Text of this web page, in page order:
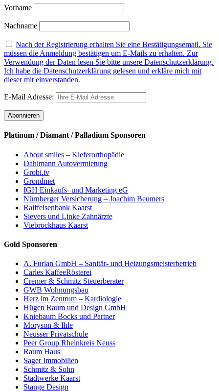
Vorname
Nachname
Nach der Registrierung erhalten Sie eine Bestätigungsemail. Sie
müssen die Anmeldung bestätigen um E-Mails zu erhalten. Zur
Verwendung der Daten lesen Sie bitte unsere Datenschutzerklärung.
Ich habe die Datenschutzerklärung gelesen und erkläre mich mit
dieser mit einverstanden.
E-Mail Adresse:
Platinum / Diamant / Palladium Sponsoren
About smiles – Kieferorthopädie
Dahlmann Autovermietung
Grobi.tv
Grondmet
IGH Einkaufs- und Marketing eG
Nürnberger Versicherung – Joachim Beumers
Raiffeisenbank Kaarst
Sievers und Linke Zahnärzte
Viebrockhaus Kaarst
Gold Sponsoren
A. Furlan GmbH – Sanitär- und Heizungsmeisterbetrieb
Carles KaffeeRösterei
Cremer & Schmitz Steuerberater
GWB Wohnungsbau
Herz im Zentrum – Kardiologie
Hügen Raum und Design GmbH
Kniebaum Bocks und Partner
Moryson & Ihle
Neusser Privatschule
Peer Group Rheinkreis Neuss
Raum Haus
Sager Immobilien
Schmitz & Sohn
Stadtwerke Kaarst
Stange Design